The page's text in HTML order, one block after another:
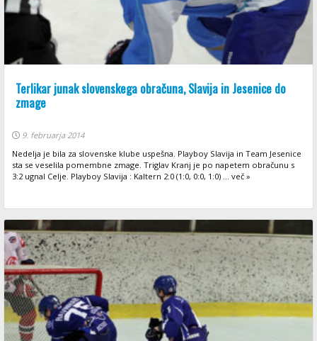
Terlikar junak slovenskega obračuna, Slavija in Jesenice do
zmage
9. februarja 2014
Nedelja je bila za slovenske klube uspešna. Playboy Slavija in Team Jesenice
sta se veselila pomembne zmage. Triglav Kranj je po napetem obračunu s
3:2 ugnal Celje. Playboy Slavija : Kaltern 2:0 (1:0, 0:0, 1:0) ... več »